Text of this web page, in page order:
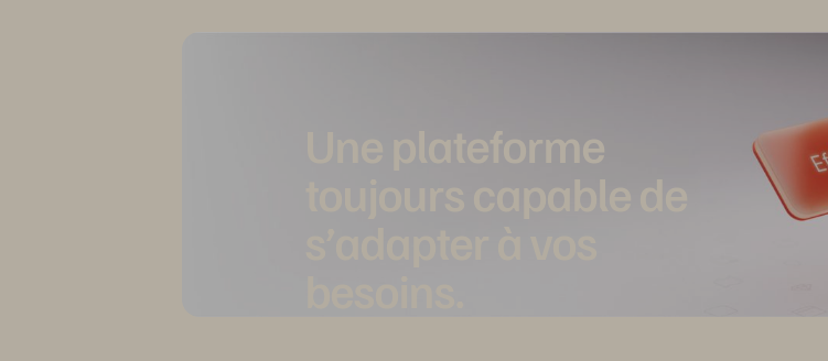
Une plateforme
toujours capable de